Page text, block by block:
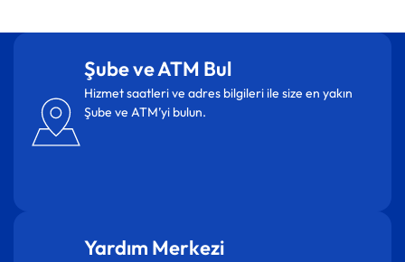
Şube ve ATM Bul
Hizmet saatleri ve adres bilgileri ile size en yakın
Şube ve ATM’yi bulun.
Yardım Merkezi